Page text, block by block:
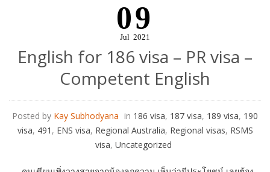
09
Jul 2021
English for 186 visa – PR visa –
Competent English
Posted by Kay Subhodyana in 186 visa, 187 visa, 189 visa, 190
visa, 491 , ENS visa, Regional Australia, Regional visas, RSMS
visa, Uncategorized